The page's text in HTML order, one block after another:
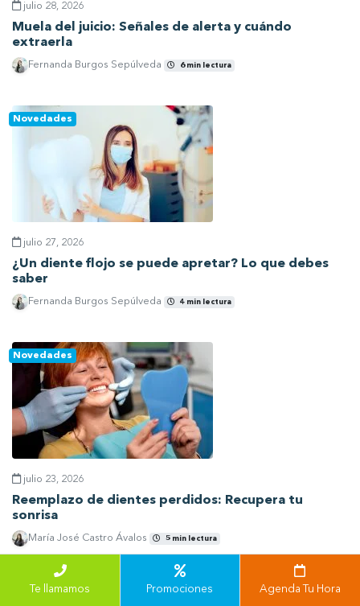
Te llamamos Promociones Agenda Tu Hora
julio 28, 2026
Muela del juicio: Señales de alerta y cuándo
extraerla
Fernanda Burgos Sepúlveda 6 min lectura
Novedades
julio 27, 2026
¿Un diente flojo se puede apretar? Lo que debes
saber
Fernanda Burgos Sepúlveda 4 min lectura
Novedades
julio 23, 2026
Reemplazo de dientes perdidos: Recupera tu
sonrisa
María José Castro Ávalos 5 min lectura
Ver artículo